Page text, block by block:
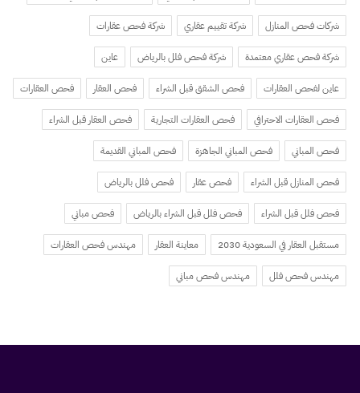
شركات فحص المنازل شركة تقييم عقاري شركة فحص عقارات
شركة فحص عقاري معتمدة شركة فحص فلل بالرياض عاين
عاين لفحص العقارات فحص الشقق قبل الشراء فحص العقار فحص العقارات
فحص العقارات الاحترافي فحص العقارات التجارية فحص العقار قبل الشراء
فحص المباني فحص المباني الجاهزة فحص المباني القديمة
فحص المنازل قبل الشراء فحص عقار فحص فلل بالرياض
فحص فلل قبل الشراء فحص فلل قبل الشراء بالرياض فحص مباني
مستقبل العقار في السعودية 2030 معاينة العقار مهندس فحص العقارات
مهندس فحص فلل مهندس فحص مباني